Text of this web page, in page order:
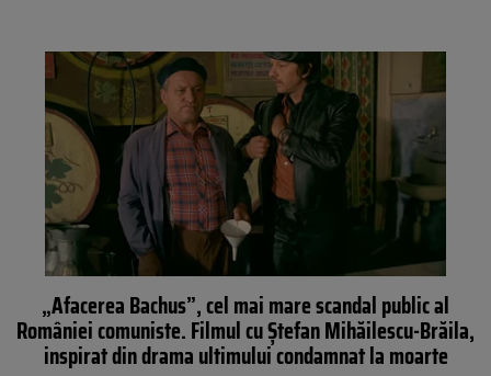
„Afacerea Bachus”, cel mai mare scandal public al
României comuniste. Filmul cu Ștefan Mihăilescu-Brăila,
inspirat din drama ultimului condamnat la moarte